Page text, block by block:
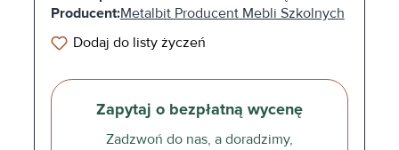
Producent:Metalbit Producent Mebli Szkolnych
Dodaj do listy życzeń
Zapytaj o bezpłatną wycenę
Zadzwoń do nas, a doradzimy,